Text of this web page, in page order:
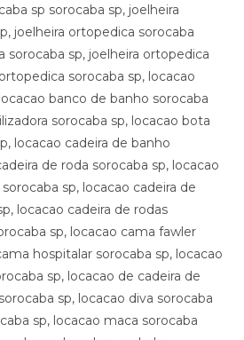
sp sorocaba sp, joelheira
joelheira ortopedica sorocaba
sorocaba sp, joelheira ortopedica
sorocaba sp, locacao
banco de banho sorocaba
sorocaba sp, locacao bota
locacao cadeira de banho
de roda sorocaba sp, locacao
sp, locacao cadeira de
locacao cadeira de rodas
sp, locacao cama fawler
hospitalar sorocaba sp, locacao
sp, locacao de cadeira de
sp, locacao diva sorocaba
sp, locacao maca sorocaba